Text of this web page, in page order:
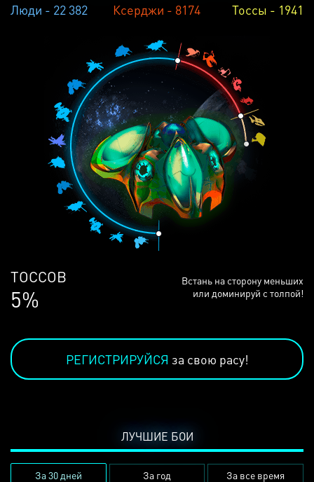
Люди - 22 382 Ксерджи - 8174 Тоссы - 1941
ЛЮДЕЙ
68%
Встань на сторону меньших
или доминируй с толпой!
РЕГИСТРИРУЙСЯ за свою расу!
ЛУЧШИЕ БОИ
За 30 дней За год За все время